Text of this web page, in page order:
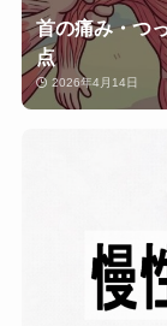
首の痛み・つ
点
2026年4月14日